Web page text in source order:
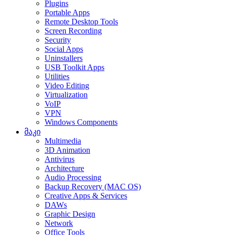
Plugins
Portable Apps
Remote Desktop Tools
Screen Recording
Security
Social Apps
Uninstallers
USB Toolkit Apps
Utilities
Video Editing
Virtualization
VoIP
VPN
Windows Components
მაკი
Multimedia
3D Animation
Antivirus
Architecture
Audio Processing
Backup Recovery (MAC OS)
Creative Apps & Services
DAWs
Graphic Design
Network
Office Tools